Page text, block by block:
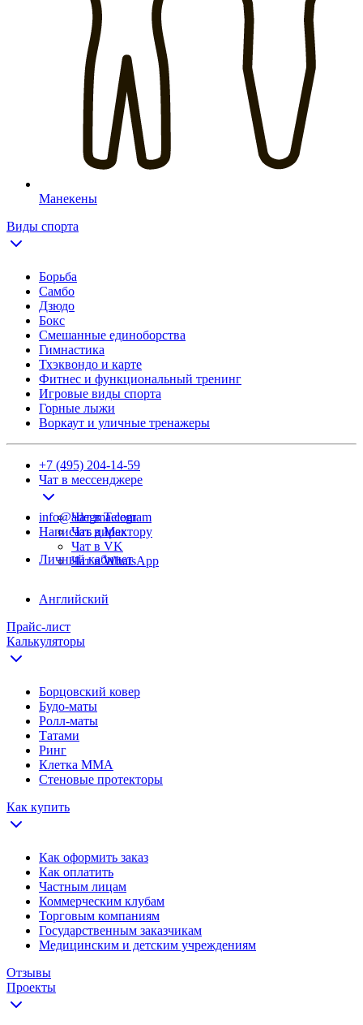
Манекены
Виды спорта
Борьба
Самбо
Дзюдо
Бокс
Смешанные единоборства
Гимнастика
Тхэквондо и карте
Фитнес и функциональный тренинг
Игровые виды спорта
Горные лыжи
Воркаут и уличные тренажеры
+7 (495) 204-14-59
Чат в мессенджере
Чат в Telegram
Чат в Max
Чат в VK
Чат в WhatsApp
info@adegma.com
Написать директору
Личный кабинет
Английский
Прайс-лист
Калькуляторы
Борцовский ковер
Будо-маты
Ролл-маты
Татами
Ринг
Клетка ММА
Стеновые протекторы
Как купить
Как оформить заказ
Как оплатить
Частным лицам
Коммерческим клубам
Торговым компаниям
Государственным заказчикам
Медицинским и детским учреждениям
Отзывы
Проекты